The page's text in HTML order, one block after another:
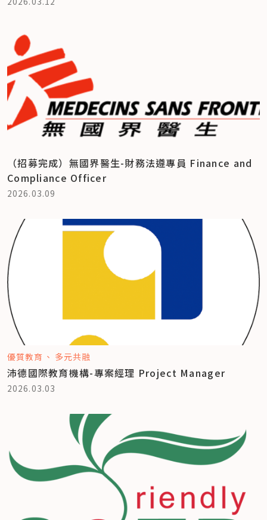
（招募完成）無國界醫生-財務法遵專員 Finance and
Compliance Officer
2026.03.09
優質教育 多元共融
沛德國際教育機構-專案經理 Project Manager
2026.03.03